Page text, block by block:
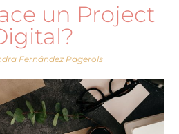
un Project
Fernández Pagerols